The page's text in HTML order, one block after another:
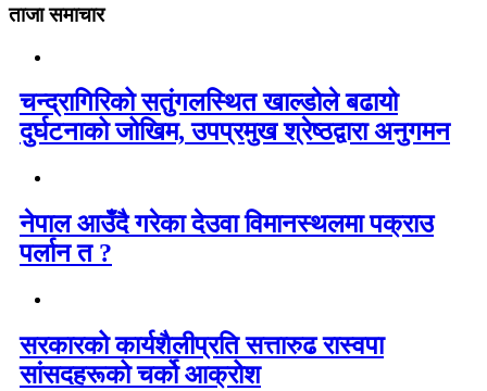
ताजा समाचार
चन्द्रागिरिको सतुंगलस्थित खाल्डोले बढायो
दुर्घटनाको जोखिम, उपप्रमुख श्रेष्ठद्वारा अनुगमन
नेपाल आउँदै गरेका देउवा विमानस्थलमा पक्राउ
पर्लान त ?
सरकारको कार्यशैलीप्रति सत्तारुढ रास्वपा
सांसदहरूको चर्को आक्रोश